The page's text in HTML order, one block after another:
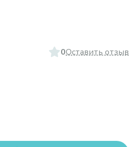
0Оставить отзыв